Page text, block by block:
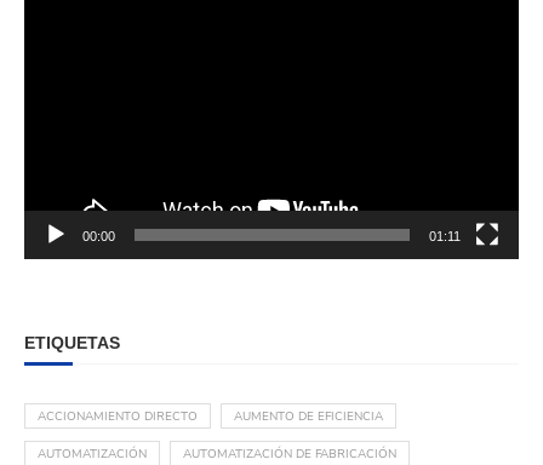
00:00 01:11
ETIQUETAS
ACCIONAMIENTO DIRECTO AUMENTO DE EFICIENCIA
AUTOMATIZACIÓN AUTOMATIZACIÓN DE FABRICACIÓN